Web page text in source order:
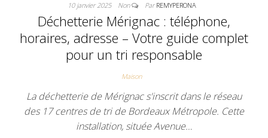
10 janvier 2025 Non ParREMYPERONA
Déchetterie Mérignac : téléphone,
horaires, adresse – Votre guide complet
pour un tri responsable
Maison
La déchetterie de Mérignac s'inscrit dans le réseau
des 17 centres de tri de Bordeaux Métropole. Cette
installation, située Avenue…